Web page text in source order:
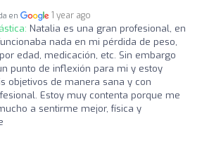
en 1 year ago
Natalia es una gran profesional, en
nada en mi pérdida de peso,
edad, medicación, etc. Sin embargo
punto de inflexión para mi y estoy
objetivos de manera sana y con
Estoy muy contenta porque me
a sentirme mejor, física y